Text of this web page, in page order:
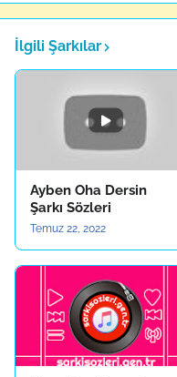
İlgili Şarkılar
Ayben Oha Dersin
Şarkı Sözleri
Temuz 22, 2022